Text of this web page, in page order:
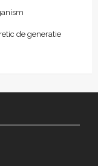
de generatie